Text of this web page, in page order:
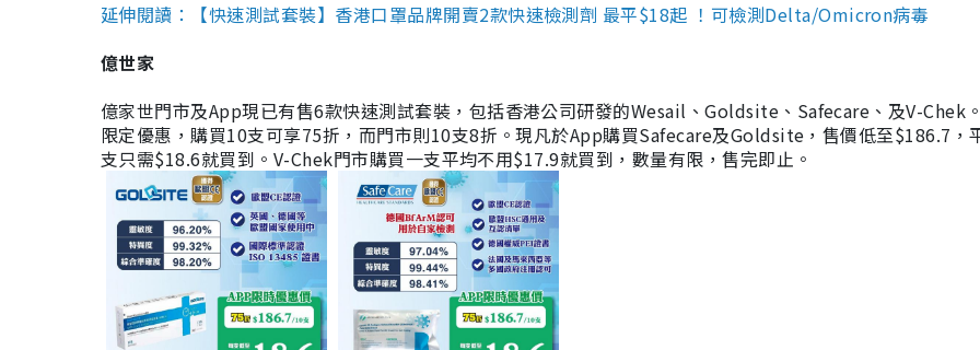
延伸閱讀：【快速測試套裝】香港口罩品牌開賣2款快速檢測劑 最平$18起 ！可檢測Delta/Omicron病毒
億世家
億家世門市及App現已有售6款快速測試套裝，包括香港公司研發的Wesail、Goldsite、Safecare、及V-Chek
限定優惠，購買10支可享75折，而門市則10支8折。現凡於App購買Safecare及Goldsite，售價低至$186.7，
支只需$18.6就買到。V-Chek門市購買一支平均不用$17.9就買到，數量有限，售完即止。